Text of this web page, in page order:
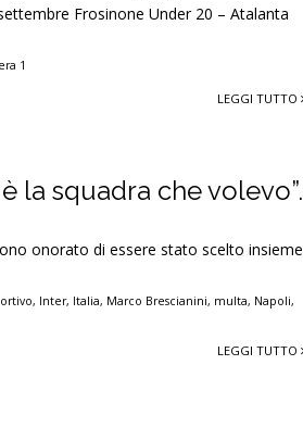
Frosinone Under 20 – Atalanta
1
LEGGI TUTTO
la squadra che volevo”.
onorato di essere stato scelto insieme
, Inter, Italia, Marco Brescianini, multa, Napoli,
LEGGI TUTTO